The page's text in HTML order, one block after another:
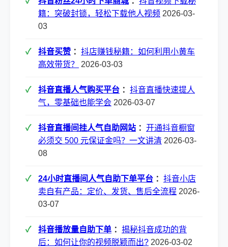
籍：突破封锁，轻松下载他人视频 2026-03-
03
抖音买赞 ： 抖店赚钱秘籍：如何利用小黄车
高效带货？
2026-03-03
抖音直播人气购买平台 ： 抖音直播快速提人
气，零基础也能学会 2026-03-07
抖音直播间挂人气自助网站 ： 开通抖音橱窗
必须交 500 元保证金吗？一文讲清 2026-03-
08
24小时直播间人气自助下单平台 ： 抖音小店
卖自有产品：定价、发货、售后全流程 2026-
03-07
抖音播放量自助下单 ： 揭秘抖音成功的背
后：如何让你的视频脱颖而出? 2026-03-02